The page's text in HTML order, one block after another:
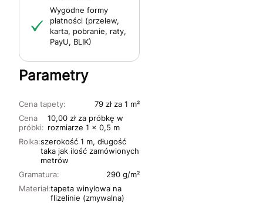
Wygodne formy
płatności (przelew,
karta, pobranie, raty,
PayU, BLIK)
Parametry
Cena tapety:
79 zł za 1 m²
Cena
próbki:
10,00 zł za próbkę w
rozmiarze 1 x 0,5 m
Rolka:szerokość 1 m, długość
taka jak ilość zamówionych
metrów
Materiał:tapeta winylowa na
flizelinie (zmywalna)
Gramatura: 290 g/m²